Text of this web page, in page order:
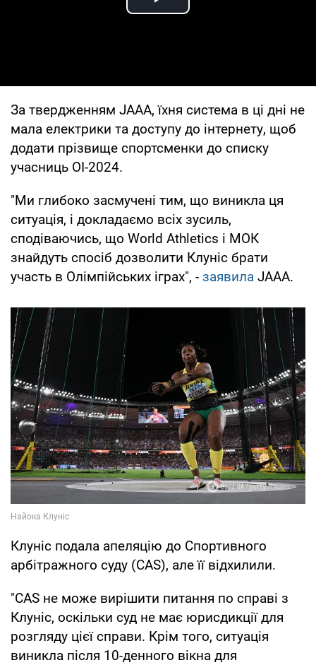
Play Video
За твердженням JAAA, їхня система в ці дні не
мала електрики та доступу до інтернету, щоб
додати прізвище спортсменки до списку
учасниць ОІ-2024.
"Ми глибоко засмучені тим, що виникла ця
ситуація, і докладаємо всіх зусиль,
сподіваючись, що World Athletics і МОК
знайдуть спосіб дозволити Клуніс брати
участь в Олімпійських іграх", - заявила JAAA.
Клуніс подала апеляцію до Спортивного
арбітражного суду (CAS), але її відхилили.
"CAS не може вирішити питання по справі з
Клуніс, оскільки суд не має юрисдикції для
розгляду цієї справи. Крім того, ситуація
виникла після 10-денного вікна для